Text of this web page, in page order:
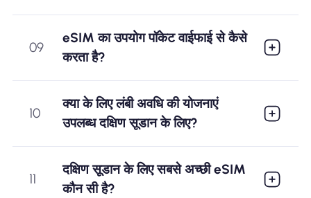
09
eSIM का उपयोग पॉकेट वाईफाई से कैसे
करता है?
10
क्या के लिए लंबी अवधि की योजनाएं
उपलब्ध दक्षिण सूडान के लिए?
11
दक्षिण सूडान के लिए सबसे अच्छी eSIM
कौन सी है?